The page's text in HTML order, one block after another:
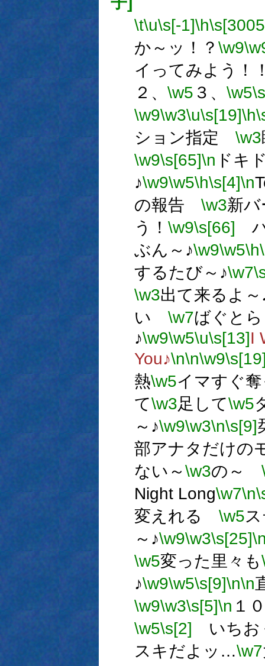
\t\u\s[-1]\h
か～ッ！？ \w9
イってみよう！
２、 \w5 ３、 \w5
\w9\w3\u\s[19]\h
ション指定 \w3
\w9\s[65]\n ド
♪\w9\w5\h\s[4]\n
の報告 \w3新
う！ \w9\s[66]
ぶん～♪\w9\w5\h
するたび～♪\w7
\w3出て来るよ～
い \w7ばぐと
♪\w9\w5\u\s[13]I
You♪\n\n\w9
熱\w5イマすぐ
て\w3足して\w5
～♪\w9\w3\n\s[9]
部アナタだけの
ない～\w3の～
Night Long\w7\n
変えれる \w5
～♪\w9\w3\s[25]
\w5変った里々も
♪\w9\w5\s[9]\n\n
\w9\w3\s[5]\n １
\w5\s[2] いちお
スキだよッ…\w7